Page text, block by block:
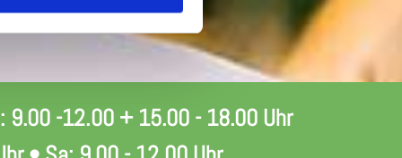
-12.00 + 15.00 - 18.00 Uhr